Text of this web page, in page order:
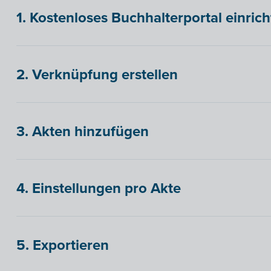
1. Kostenloses Buchhalterportal
2. Verknüpfung erstellen
3. Akten hinzufügen
4. Einstellungen pro Akte
5. Exportieren